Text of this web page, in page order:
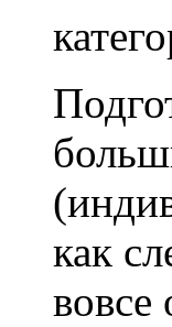
как
вовсе